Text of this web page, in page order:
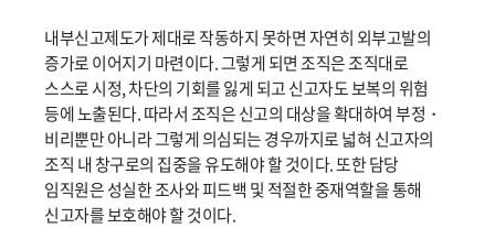
내부신고제도가 제대로 작동하지 못하면 자연히 외부고발의
증가로 이어지기 마련이다. 그렇게 되면 조직은 조직대로
스스로 시정, 차단의 기회를 잃게 되고 신고자도 보복의 위험
등에 노출된다. 따라서 조직은 신고의 대상을 확대하여 부정・
비리뿐만 아니라 그렇게 의심되는 경우까지로 넓혀 신고자의
조직 내 창구로의 집중을 유도해야 할 것이다. 또한 담당
임직원은 성실한 조사와 피드백 및 적절한 중재역할을 통해
신고자를 보호해야 할 것이다.